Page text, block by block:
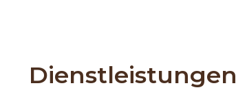
Dienstleistungen